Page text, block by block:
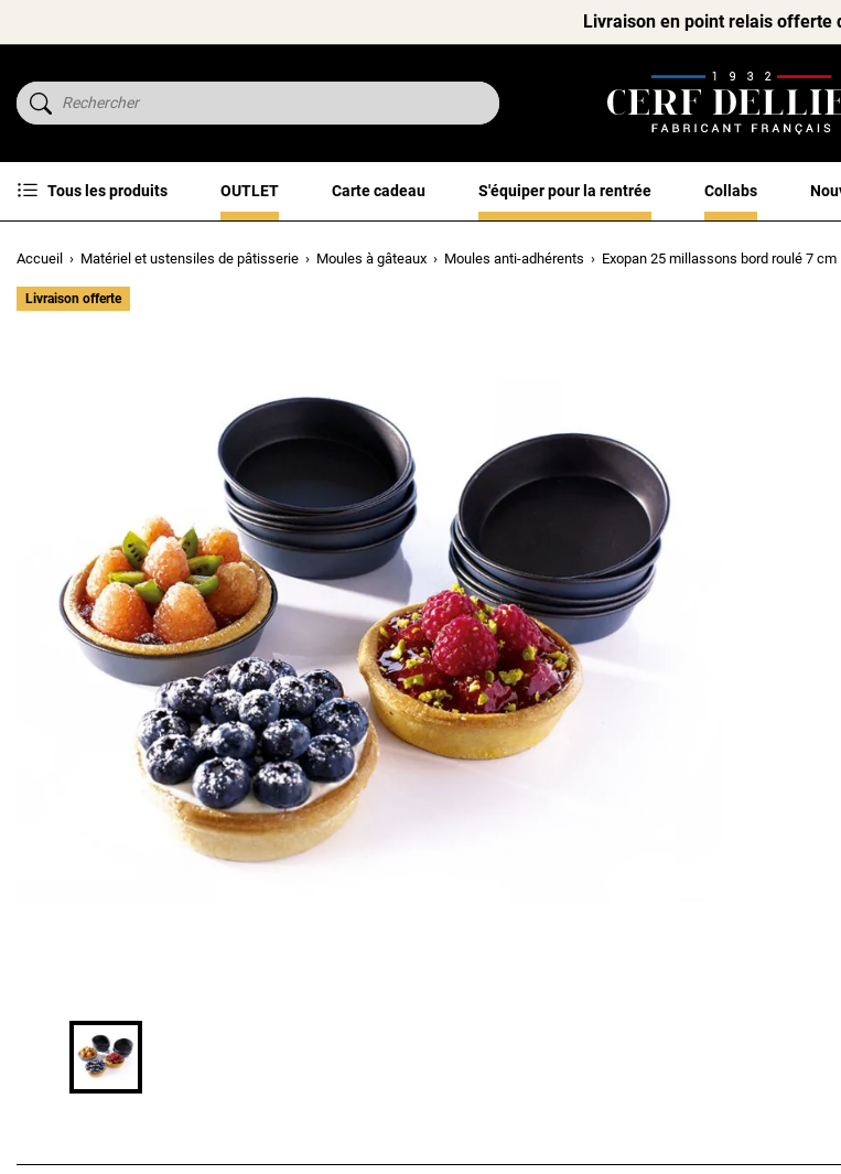
Livraison en point relais offerte
Tous les produits OUTLET Carte cadeau S'équiper pour la rentrée Collabs
Accueil Matériel et ustensiles de pâtisserie Moules à gâteaux Moules anti-adhérents Exopan 25 millassons bord roulé 7 cm
Livraison offerte